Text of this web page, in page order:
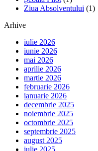
Ziua Absolventului (1)
Arhive
iulie 2026
iunie 2026
mai 2026
aprilie 2026
martie 2026
februarie 2026
ianuarie 2026
decembrie 2025
noiembrie 2025
octombrie 2025
septembrie 2025
august 2025
iulie 2025